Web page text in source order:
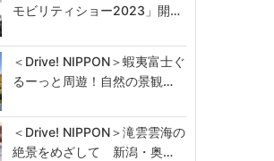
モビリティショー2023」開…
＜Drive! NIPPON＞蝦夷富士ぐ
るーっと周遊！自然の景観…
＜Drive! NIPPON＞滝雲雲海の
絶景をめざして 新潟・奥…